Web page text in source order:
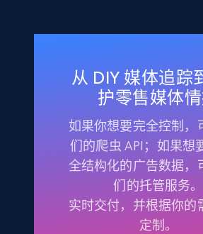
从 DIY 媒体追踪
护零售媒体
如果你想要完全控制，
们的爬虫 API；如果想
全结构化的广告数据，
们的托管服务。
实时交付，并根据你的
定制。